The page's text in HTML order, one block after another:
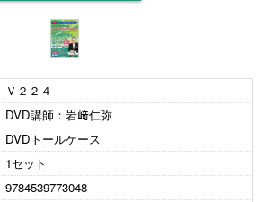
Ｖ２２４
DVD講師：岩﨑仁弥
DVDトールケース
1セット
9784539773048